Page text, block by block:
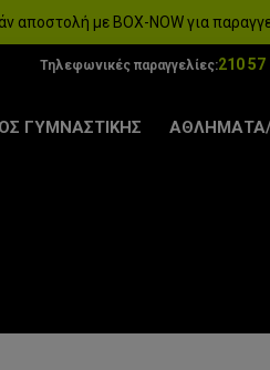
αποστολή με BOX-NOW για
Τηλεφωνικές παραγγελίες:210 57
ΓΥΜΝΑΣΤΙΚΗΣ